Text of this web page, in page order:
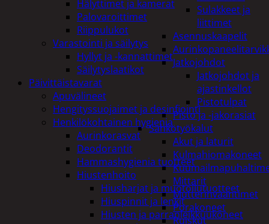
Sulakkeet ja
liittimet
Asennuskaapelit
Jatkojohdot
Jatkojohdot ja
ajastinkellot
Pistotulpat
Pisto ja -jakorasiat
Sähkötyökalut
Akut ja laturit
Kulmahiomakoneet
Mittarit
Mutterinvääntimet
Porakoneet
Ruiskut
Hälyttimet ja kamerat
Palovaroittimet
Riippulukot
Varastointi ja säilytys
Hyllyt ja -kannattimet
Säilytyslaatikot
Päivittäistavarat
Apuvälineet
Hengityssuojaimet ja desinfiointi
Henkilökohtainen hygienia
Aurinkorasvat
Deodorantit
Hammashygienia tuotteet
Hiustenhoito
Hiusharjat ja muotoilutuotteet
Hiuspinnit ja lenkit
Hiusten ja parranleikkuukoneet